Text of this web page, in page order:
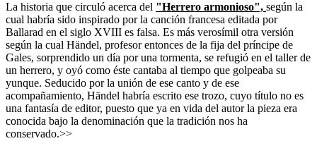
La historia que circuló acerca del "Herrero armonioso", según la
cual habría sido inspirado por la canción francesa editada por
Ballarad en el siglo XVIII es falsa. Es más verosímil otra versión
según la cual Händel, profesor entonces de la fija del príncipe de
Gales, sorprendido un día por una tormenta, se refugió en el taller de
un herrero, y oyó como éste cantaba al tiempo que golpeaba su
yunque. Seducido por la unión de ese canto y de ese
acompañamiento, Händel habría escrito ese trozo, cuyo título no es
una fantasía de editor, puesto que ya en vida del autor la pieza era
conocida bajo la denominación que la tradición nos ha
conservado.>>